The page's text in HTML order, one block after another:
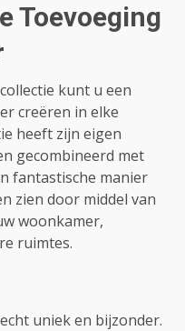
Toevoeging
kunt u een
creëren in elke
heeft zijn eigen
gecombineerd met
fantastische manier
zien door middel van
woonkamer,
ruimtes.
uniek en bijzonder.